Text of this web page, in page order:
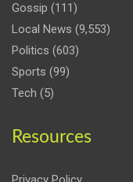
Gossip (111)
Local News (9,553)
Politics (603)
Sports (99)
Tech (5)
Resources